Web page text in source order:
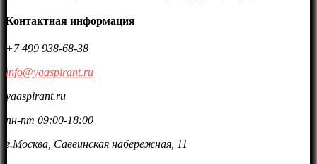
Контактная информация
+7 499 938-68-38
info@yaaspirant.ru
yaaspirant.ru
пн-пт 09:00-18:00
г.Москва, Саввинская набережная, 11